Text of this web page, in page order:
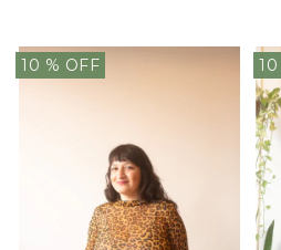
10 % OFF 10